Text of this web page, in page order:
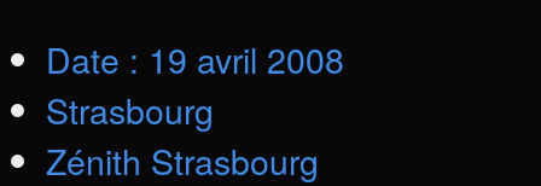
Date : 19 avril 2008
Strasbourg
Zénith Strasbourg